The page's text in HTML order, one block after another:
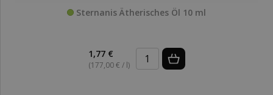
Sternanis Ätherisches Öl 10 ml
1,77 €
(177,00 € / l)